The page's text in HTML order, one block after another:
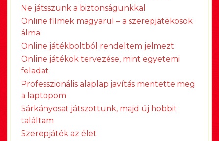
Ne játsszunk a biztonságunkkal
Online filmek magyarul – a szerepjátékosok
álma
Online játékboltból rendeltem jelmezt
Online játékok tervezése, mint egyetemi
feladat
Professzionális alaplap javítás mentette meg
a laptopom
Sárkányosat játszottunk, majd új hobbit
találtam
Szerepjáték az élet